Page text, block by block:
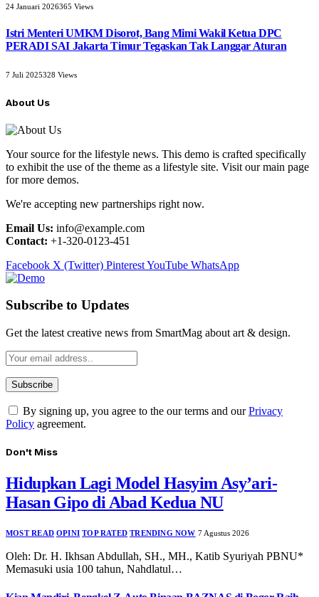
24 Januari 2026365 Views
Istri Menteri UMKM Disorot, Bang Mimi Wakil Ketua DPC
PERADI SAI Jakarta Timur Tegaskan Tak Langgar Aturan
7 Juli 2025328 Views
About Us
Your source for the lifestyle news. This demo is crafted specifically
to exhibit the use of the theme as a lifestyle site. Visit our main page
for more demos.
We're accepting new partnerships right now.
Email Us: info@example.com
Contact: +1-320-0123-451
Facebook X (Twitter) PinterestYouTube WhatsApp
Subscribe to Updates
Get the latest creative news from SmartMag about art & design.
By signing up, you agree to the our terms and ourPrivacy
Policy agreement.
Don't Miss
Hidupkan Lagi Model Hasyim Asy’ari-
Hasan Gipo di Abad Kedua NU
MOST READ OPINI TOP RATED TRENDING NOW 7 Agustus 2026
Oleh: Dr. H. Ikhsan Abdullah, SH., MH., Katib Syuriyah PBNU*
Memasuki usia 100 tahun, Nahdlatul…